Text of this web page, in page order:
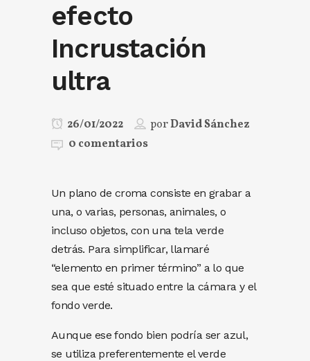
efecto
Incrustación
ultra
26/01/2022 porDavid Sánchez
0 comentarios
Un plano de croma consiste en grabar a
una, o varias, personas, animales, o
incluso objetos, con una tela verde
detrás. Para simplificar, llamaré
“elemento en primer término” a lo que
sea que esté situado entre la cámara y el
fondo verde.
Aunque ese fondo bien podría ser azul,
se utiliza preferentemente el verde